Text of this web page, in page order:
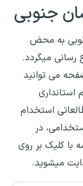
جنوبی
به محض
میگردد.
می توانید
استانداری
استخدام
در
با کلیک بر روی
میشوید.